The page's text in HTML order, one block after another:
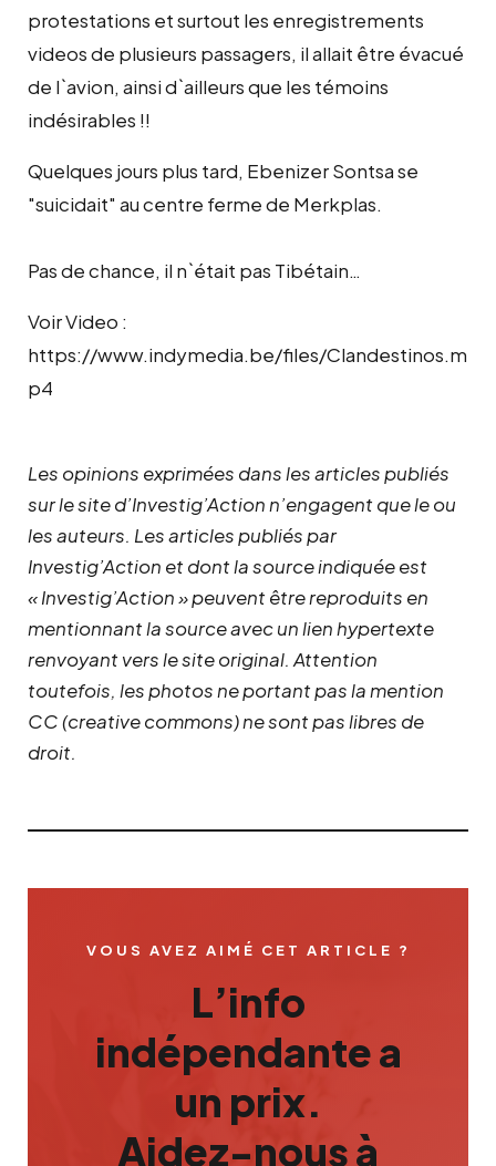
protestations et surtout les enregistrements
videos de plusieurs passagers, il allait être évacué
de l`avion, ainsi d`ailleurs que les témoins
indésirables !!
Quelques jours plus tard, Ebenizer Sontsa se
"suicidait" au centre ferme de Merkplas.
Pas de chance, il n`était pas Tibétain…
Voir Video :
https://www.indymedia.be/files/Clandestinos.m
p4
Les opinions exprimées dans les articles publiés
sur le site d’Investig’Action n’engagent que le ou
les auteurs. Les articles publiés par
Investig’Action et dont la source indiquée est
« Investig’Action » peuvent être reproduits en
mentionnant la source avec un lien hypertexte
renvoyant vers le site original. Attention
toutefois, les photos ne portant pas la mention
CC (creative commons) ne sont pas libres de
droit.
VOUS AVEZ AIMÉ CET ARTICLE ?
L’info
indépendante a
un prix.
Aidez-nous à